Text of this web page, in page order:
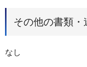
その他の書類・
なし